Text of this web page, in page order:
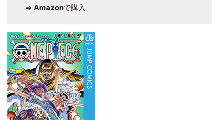
⇒ Amazonで購入